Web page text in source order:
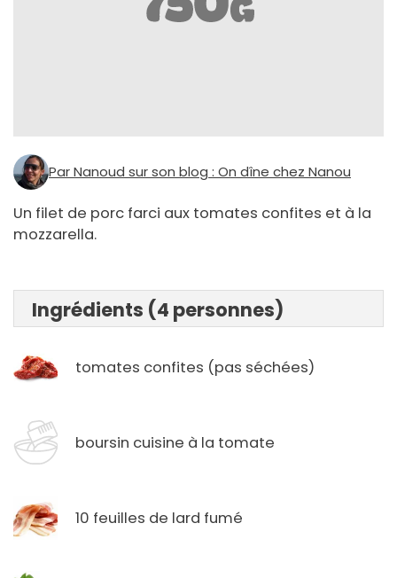
Par Nanoud sur son blog : On dîne chez Nanou
Un filet de porc farci aux tomates confites et à la
mozzarella.
Ingrédients (4 personnes)
tomates confites (pas séchées)
boursin cuisine à la tomate
10 feuilles de lard fumé